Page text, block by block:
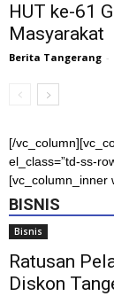
HUT ke-61
Masyarakat
Berita Tangerang -
[/
el_class=”td-ss-
[vc_column_inner
BISNIS
Bisnis
Ratusan
Diskon